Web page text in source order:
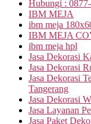
Hubungi :
IBM MEJA
ibm meja
IBM MEJA
ibm meja hpl
Jasa Dekorasi
Jasa Dekorasi
Jasa Dekorasi
Tangerang
Jasa Dekorasi
Jasa Layanan
Jasa Paket